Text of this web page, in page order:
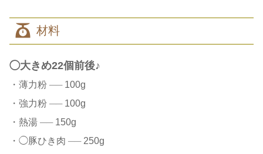
材料
◯大きめ22個前後♪
・薄力粉 ──100g
・強力粉 ──100g
・熱湯 ──150g
・◯豚ひき肉 ──250g